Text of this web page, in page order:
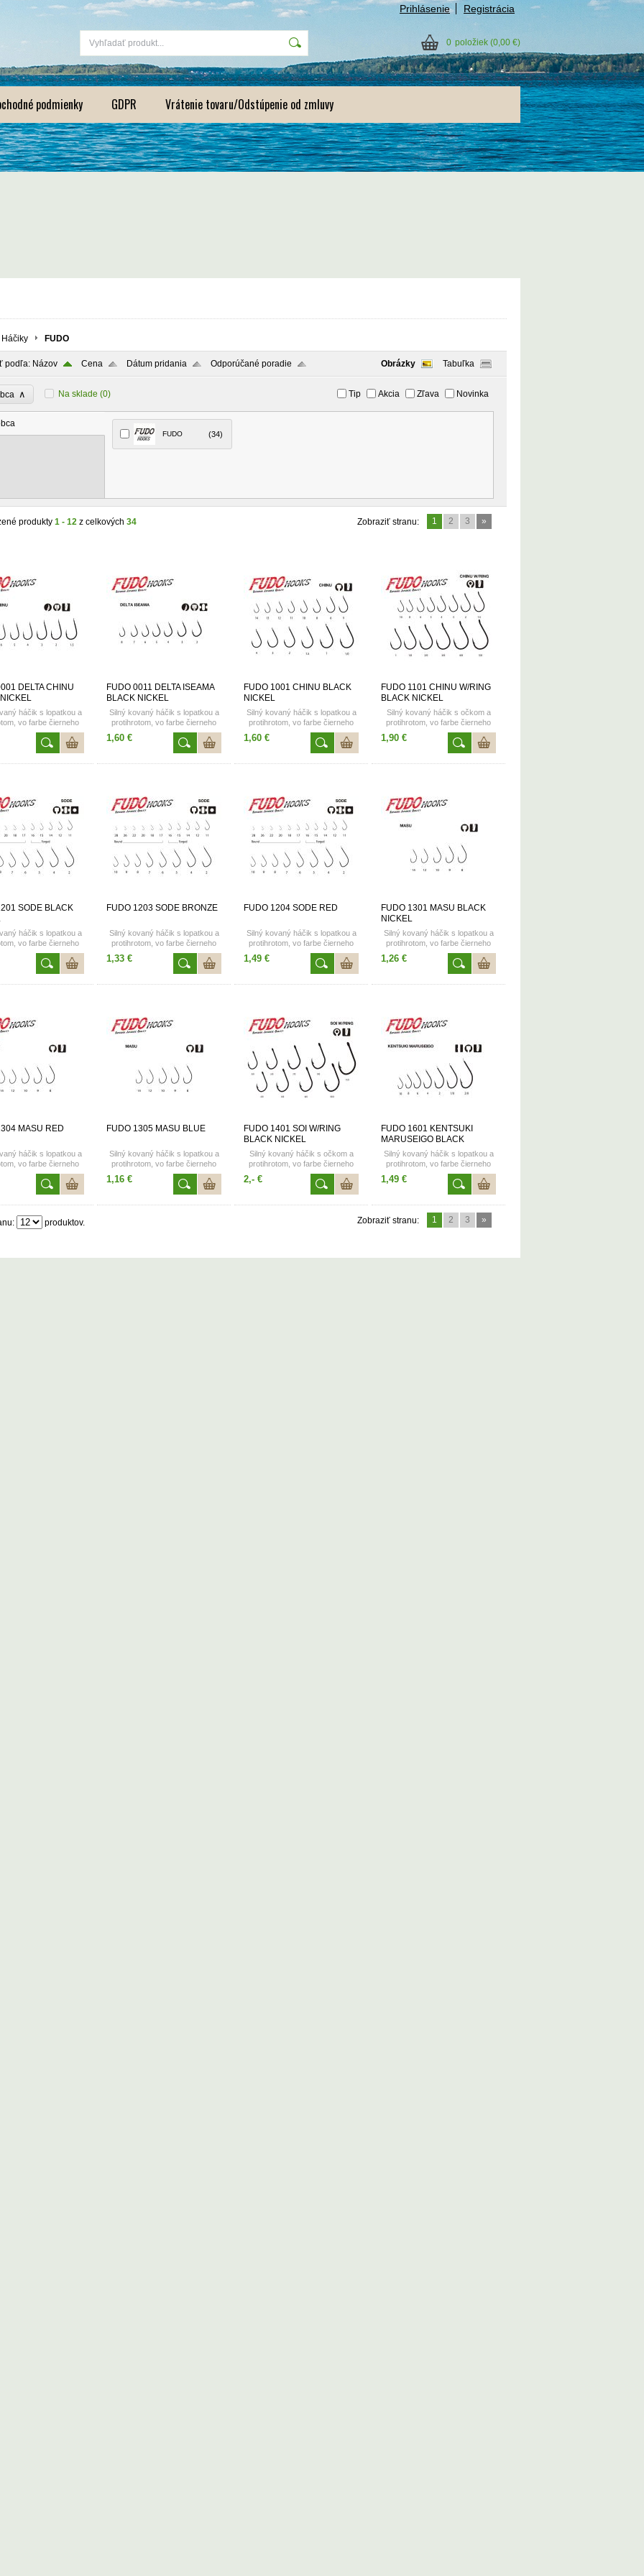
Prihlásenie Registrácia
0 položiek (0,00 €)
podmienky GDPR Vrátenie tovaru/Odstúpenie od zmluvy
Háčiky FUDO
podľa: Názov Cena Dátum pridania Odporúčané poradie Obrázky Tabuľka
∧ Na sklade (0) Tip Akcia Zľava Novinka
FUDO (34)
produkty 1 - 12 z celkových 34 Zobraziť stranu: 1 2 3 »
DELTA CHINU
háčik s lopatkou a
vo farbe čierneho
Dostupné vo
veľkostiach
FUDO 0011 DELTA ISEAMA
BLACK NICKEL
Silný kovaný háčik s lopatkou a
protihrotom, vo farbe čierneho
chrómu. Dostupné vo
veľkostiach 4; 3; 2
1,60 €
FUDO 1001 CHINU BLACK
NICKEL
Silný kovaný háčik s lopatkou a
protihrotom, vo farbe čierneho
chrómu. Dostupné vo
veľkostiach 1/0; 1; 1,5; 2; 4; 6; 8;
1,60 €
FUDO 1101 CHINU W/RING
BLACK NICKEL
Silný kovaný háčik s očkom a
protihrotom, vo farbe čierneho
chrómu. Dostupné vo
veľkostiach 5/0; 4/0; 3/0; 2/0;
1/0; 1; 1,5; 2; 3; 4; 5; 6; 8; 10
1,90 €
SODE BLACK
háčik s lopatkou a
vo farbe čierneho
Dostupné vo
10; 12; 14; 18
FUDO 1203 SODE BRONZE
Silný kovaný háčik s lopatkou a
protihrotom, vo farbe čierneho
chrómu. Dostupné vo veľkosti 9-
1,33 €
FUDO 1204 SODE RED
Silný kovaný háčik s lopatkou a
protihrotom, vo farbe čierneho
chrómu. Dostupné vo
veľkostiach 7; 9; 11; 17; 20
1,49 €
FUDO 1301 MASU BLACK
NICKEL
Silný kovaný háčik s lopatkou a
protihrotom, vo farbe čierneho
chrómu. Dostupné vo
veľkostiach 12; 14
1,26 €
MASU RED
háčik s lopatkou a
vo farbe čierneho
Dostupné vo
12; 14
FUDO 1305 MASU BLUE
Silný kovaný háčik s lopatkou a
protihrotom, vo farbe čierneho
chrómu. Dostupné vo
veľkostiach 12; 14
1,16 €
FUDO 1401 SOI W/RING
BLACK NICKEL
Silný kovaný háčik s očkom a
protihrotom, vo farbe čierneho
chrómu. Dostupné vo veľkosti
11/0-2ks.
2,- €
FUDO 1601 KENTSUKI
MARUSEIGO BLACK
NICKEL
Silný kovaný háčik s lopatkou a
protihrotom, vo farbe čierneho
chrómu. Dostupné vo
veľkostiach 6-16ks
1,49 €
produktov. Zobraziť stranu: 1 2 3 »